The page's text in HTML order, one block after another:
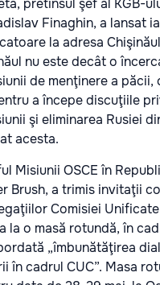
pretinsul şef al KGB-
Finaghin, a lansat
la adresa
nu este decât o
de menţinere a păcii,
a începe discuţiile
şi eliminarea Rusiei
acesta.
Misiunii OSCE în
Brush, a trimis invitaţii
Comisiei
la o masă rotundă, în
„îmbunătăţirea
în cadrul CUC”. Masa